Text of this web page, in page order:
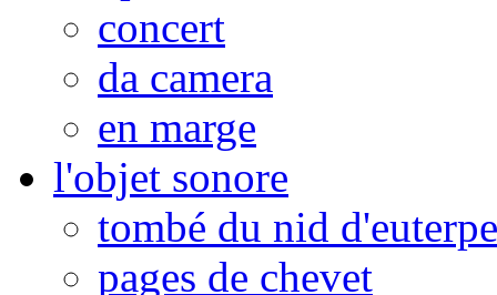
concert
da camera
en marge
l'objet sonore
tombé du nid d'euterpe
pages de chevet